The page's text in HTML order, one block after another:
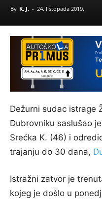
By K. J. - 24. listopada 2019.
Dežurni sudac istrage
Dubrovniku saslušao
Srećka K. (46) i
trajanju do 30 dana,
Istražni zatvor je
kojeg je došlo u